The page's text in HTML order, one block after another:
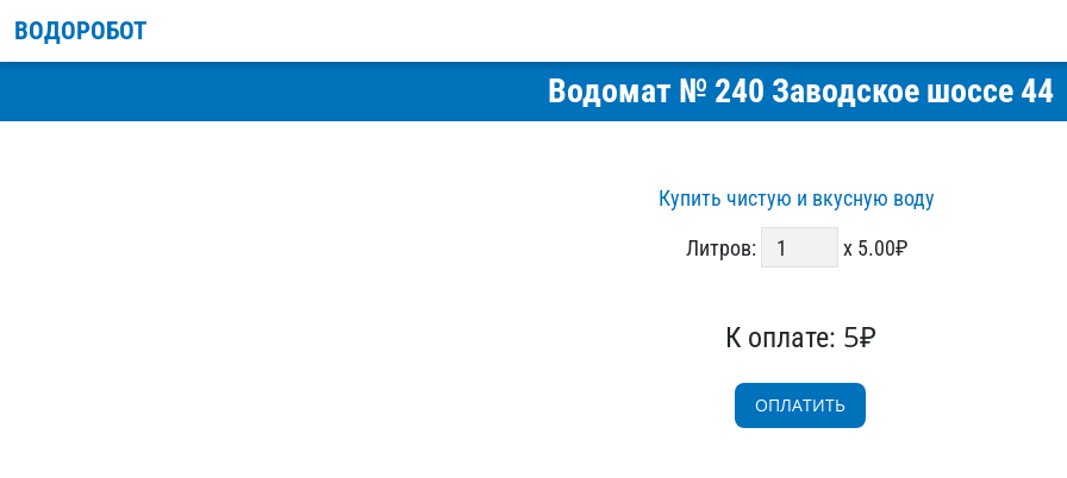
ВОДОРОБОТ
Водомат № 240 Заводское шоссе 44
Купить чистую и вкусную воду
Литров:
x 5.00₽
К оплате: 5₽